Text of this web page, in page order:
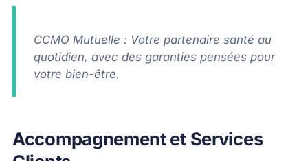
CCMO Mutuelle : Votre partenaire santé au
quotidien, avec des garanties pensées pour
votre bien-être.
Accompagnement et Services